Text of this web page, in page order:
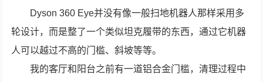
Dyson 360 Eye并没有像一般扫地机器人那样采用多
轮设计，而是整了一个类似坦克履带的东西，通过它机器
人可以越过不高的门槛、斜坡等等。
我的客厅和阳台之前有一道铝合金门槛，清理过程中